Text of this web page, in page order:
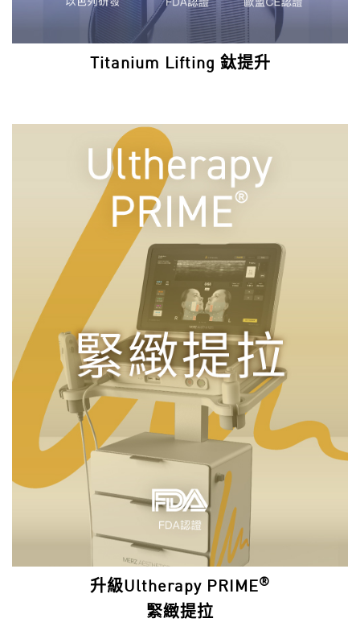
Titanium Lifting 鈦提升
升級Ultherapy PRIME®
緊緻提拉